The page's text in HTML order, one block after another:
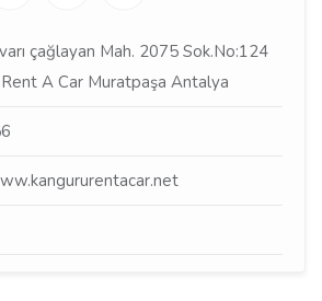
çağlayan Mah. 2075 Sok.No:124
A Car Muratpaşa Antalya